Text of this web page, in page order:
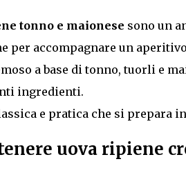
tonno e maionese sono un
per accompagnare un
a base di tonno, tuorli e
ingredienti.
e pratica che si prepara
uova ripiene